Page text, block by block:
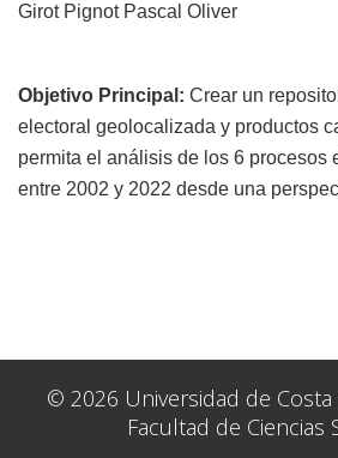
Girot Pignot Pascal Oliver
Objetivo Principal: Crear un
electoral geolocalizada y productos
permita el análisis de los 6 procesos
entre 2002 y 2022 desde una
© 2026 Universidad de Costa
Facultad de Ciencias